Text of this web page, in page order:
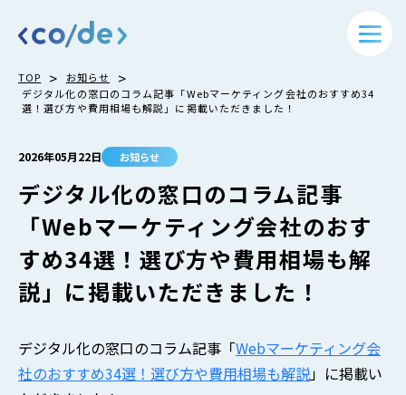
TOP > お知らせ >
デジタル化の窓口のコラム記事「Webマーケティング会社のおすすめ34
選！選び方や費用相場も解説」に掲載いただきました！
2026年05月22日 お知らせ
デジタル化の窓口のコラム記事
「Webマーケティング会社のおす
すめ34選！選び方や費用相場も解
説」に掲載いただきました！
デジタル化の窓口のコラム記事「Webマーケティング会
社のおすすめ34選！選び方や費用相場も解説」に掲載い